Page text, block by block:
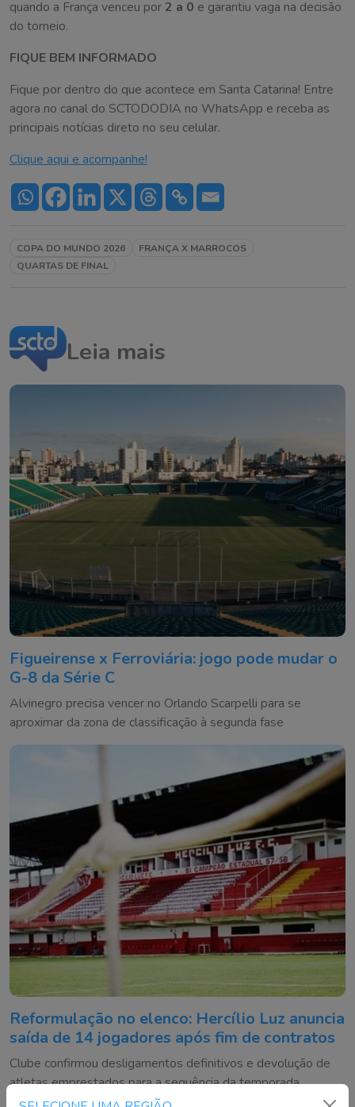
quando a França venceu por 2 a 0 e garantiu vaga na decisão
do torneio.
FIQUE BEM INFORMADO
Fique por dentro do que acontece em Santa Catarina! Entre
agora no canal do SCTODODIA no WhatsApp e receba as
principais notícias direto no seu celular.
Clique aqui e acompanhe!
COPA DO MUNDO 2026
FRANÇA X MARROCOS
QUARTAS DE FINAL
Leia mais
Figueirense x Ferroviária: jogo pode mudar o
G-8 da Série C
Alvinegro precisa vencer no Orlando Scarpelli para se
aproximar da zona de classificação à segunda fase
Reformulação no elenco: Hercílio Luz anuncia
saída de 14 jogadores após fim de contratos
Clube confirmou desligamentos definitivos e devolução de
atletas emprestados para a sequência da temporada